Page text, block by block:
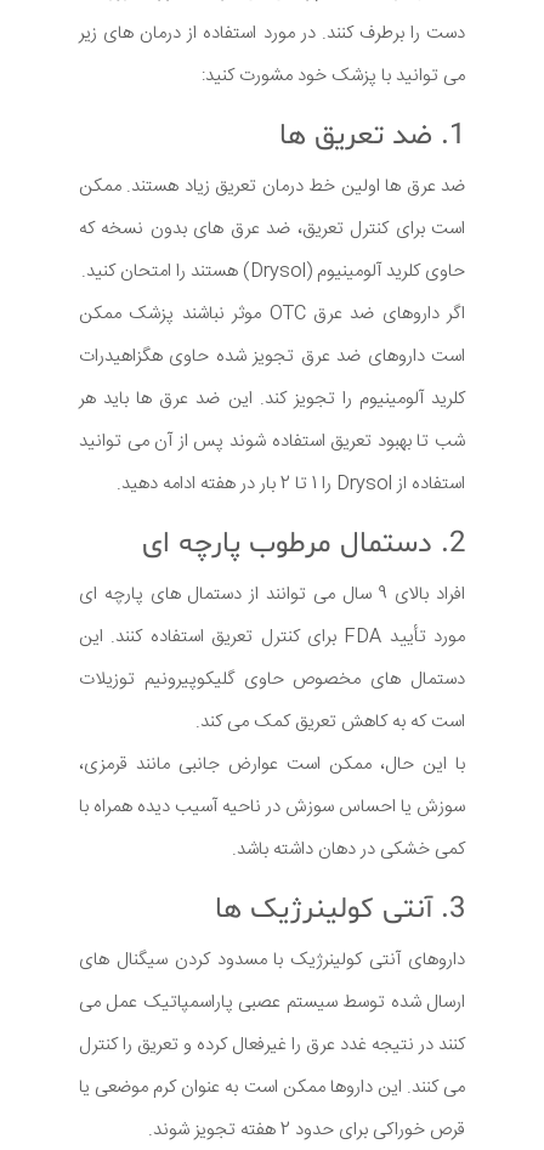
دست را برطرف کنند. در مورد استفاده از درمان های زیر
می توانید با پزشک خود مشورت کنید:
1. ضد تعریق ها
ضد عرق ها اولین خط درمان تعریق زیاد هستند. ممکن
است برای کنترل تعریق، ضد عرق های بدون نسخه که
حاوی کلرید آلومینیوم (Drysol) هستند را امتحان کنید.
اگر داروهای ضد عرق OTC موثر نباشند پزشک ممکن
است داروهای ضد عرق تجویز شده حاوی هگزاهیدرات
کلرید آلومینیوم را تجویز کند. این ضد عرق ها باید هر
شب تا بهبود تعریق استفاده شوند پس از آن می توانید
استفاده از Drysol را 1 تا 2 بار در هفته ادامه دهید.
2. دستمال مرطوب پارچه ای
افراد بالای 9 سال می توانند از دستمال های پارچه ای
مورد تأیید FDA برای کنترل تعریق استفاده کنند. این
دستمال های مخصوص حاوی گلیکوپیرونیم توزیلات
است که به کاهش تعریق کمک می کند.
با این حال، ممکن است عوارض جانبی مانند قرمزی،
سوزش یا احساس سوزش در ناحیه آسیب دیده همراه با
کمی خشکی در دهان داشته باشد.
3. آنتی کولینرژیک ها
داروهای آنتی کولینرژیک با مسدود کردن سیگنال های
ارسال شده توسط سیستم عصبی پاراسمپاتیک عمل می
کنند در نتیجه غدد عرق را غیرفعال کرده و تعریق را کنترل
می کنند. این داروها ممکن است به عنوان کرم موضعی یا
قرص خوراکی برای حدود 2 هفته تجویز شوند.